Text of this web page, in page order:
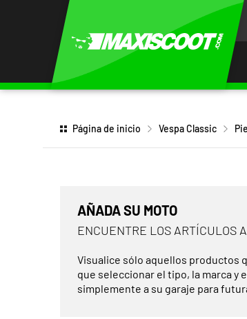
Página de inicio Vespa Classic
AÑADA SU MOTO
ENCUENTRE LOS ARTÍCULOS
Visualice sólo aquellos productos
que seleccionar el tipo, la marca y
simplemente a su garaje para